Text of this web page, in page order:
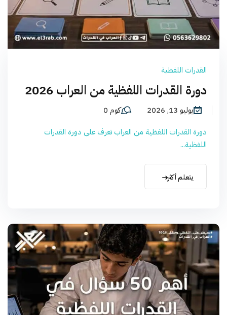
القدرات اللفظية
دورة القدرات اللفظية من العراب 2026
يوليو 13, 2026
كوم 0
دورة القدرات اللفظية من العراب تعرف على دورة القدرات
اللفظية...
يتعلم أكثر